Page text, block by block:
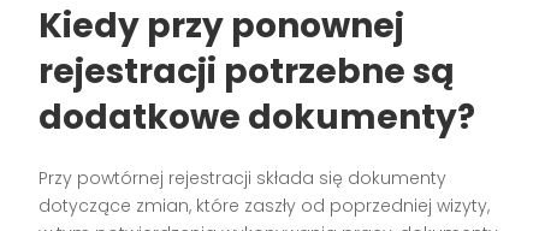
Kiedy przy ponownej
rejestracji potrzebne są
dodatkowe dokumenty?
Przy powtórnej rejestracji składa się dokumenty
dotyczące zmian, które zaszły od poprzedniej wizyty,